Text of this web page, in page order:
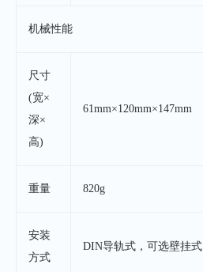
机械性能
尺寸
(宽×
深×
高)
61mm×120mm×147mm
重量 820g
安装
方式
DIN导轨式，可选壁挂式